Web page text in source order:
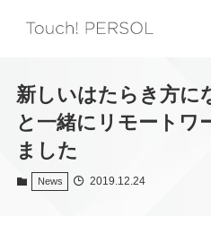
新しいはたらき方に
と一緒にリモートワ
ました
News 2019.12.24